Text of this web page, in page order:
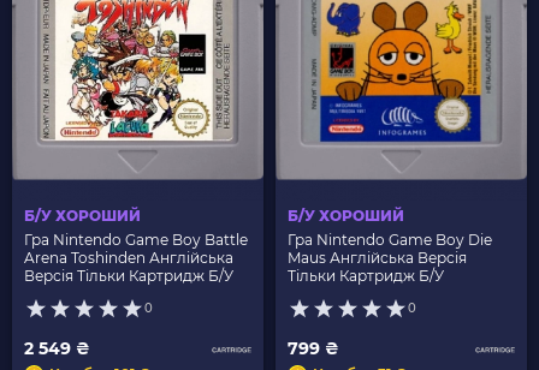
Б/У ХОРОШИЙ
Гра Nintendo Game Boy Battle
Arena Toshinden Англійська
Версія Тільки Картридж Б/У
0
2 549 ₴
Б/У ХОРОШИЙ
Гра Nintendo Game Boy Die
Maus Англійська Версія
Тільки Картридж Б/У
0
799 ₴